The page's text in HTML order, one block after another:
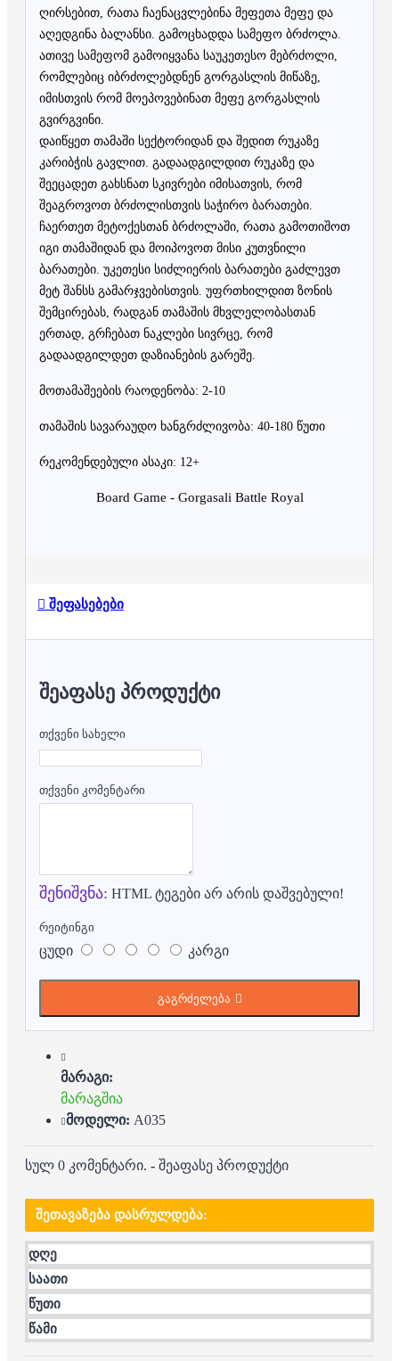
ღირსებით, რათა ჩაენაცვლებინა მეფეთა მეფე და
აღედგინა ბალანსი. გამოცხადდა სამეფო ბრძოლა.
ათივე სამეფომ გამოიყვანა საუკეთესო მებრძოლი,
რომლებიც იბრძოლებდნენ გორგასლის მიწაზე,
იმისთვის რომ მოეპოვებინათ მეფე გორგასლის
გვირგვინი.
დაიწყეთ თამაში სექტორიდან და შედით რუკაზე
კარიბჭის გავლით. გადაადგილდით რუკაზე და
შეეცადეთ გახსნათ სკივრები იმისათვის, რომ
შეაგროვოთ ბრძოლისთვის საჭირო ბარათები.
ჩაერთეთ მეტოქესთან ბრძოლაში, რათა გამოთიშოთ
იგი თამაშიდან და მოიპოვოთ მისი კუთვნილი
ბარათები. უკეთესი სიძლიერის ბარათები გაძლევთ
მეტ შანსს გამარჯვებისთვის. უფრთხილდით ზონის
შემცირებას, რადგან თამაშის მხვლელობასთან
ერთად, გრჩებათ ნაკლები სივრცე, რომ
გადაადგილდეთ დაზიანების გარეშე.
მოთამაშეების რაოდენობა: 2-10
თამაშის სავარაუდო ხანგრძლივობა: 40-180 წუთი
რეკომენდებული ასაკი: 12+
Board Game - Gorgasali Battle Royal
შეფასებები
ᲨᲔᲐᲤᲐᲡᲔ ᲞᲠᲝᲓᲣᲥᲢᲘ
თქვენი სახელი
თქვენი კომენტარი
შენიშვნა: HTML ტეგები არ არის დაშვებული!
რეიტინგი
ცუდი კარგი
გაგრძელება
მარაგი:
მარაგშია
მოდელი: A035
სულ 0 კომენტარი. - შეაფასე პროდუქტი
ᲨᲔᲗᲐᲕᲐᲖᲔᲑᲐ ᲓᲐᲡᲠᲣᲚᲓᲔᲑᲐ:
დღე
საათი
წუთი
წამი